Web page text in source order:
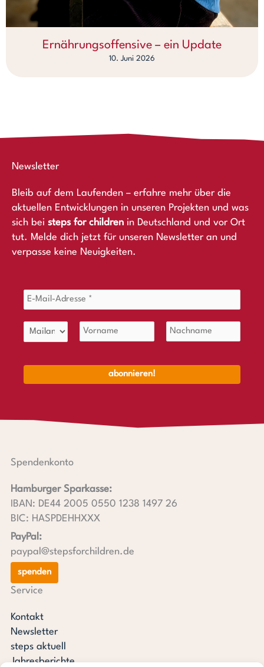
Ernährungsoffensive – ein Update
10. Juni 2026
Newsletter
Bleib auf dem Laufenden – erfahre mehr über die
aktuellen Entwicklungen in unseren Projekten und was
sich bei steps for children in Deutschland und vor Ort
tut. Melde dich jetzt für unseren Newsletter an und
verpasse keine Neuigkeiten.
Spendenkonto
Hamburger Sparkasse:
IBAN: DE44 2005 0550 1238 1497 26
BIC: HASPDEHHXXX
PayPal:
paypal@stepsforchildren.de
spenden
Service
Kontakt
Newsletter
steps aktuell
Jahresberichte